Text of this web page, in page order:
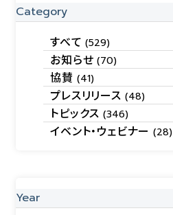
Category
すべて(529)
お知らせ(70)
協賛 (41)
プレスリリース (48)
トピックス(346)
イベント・ウェビナー(28)
Year